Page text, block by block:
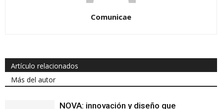
Comunicae
Artículo relacionados
Más del autor
NOVA: innovación y diseño que